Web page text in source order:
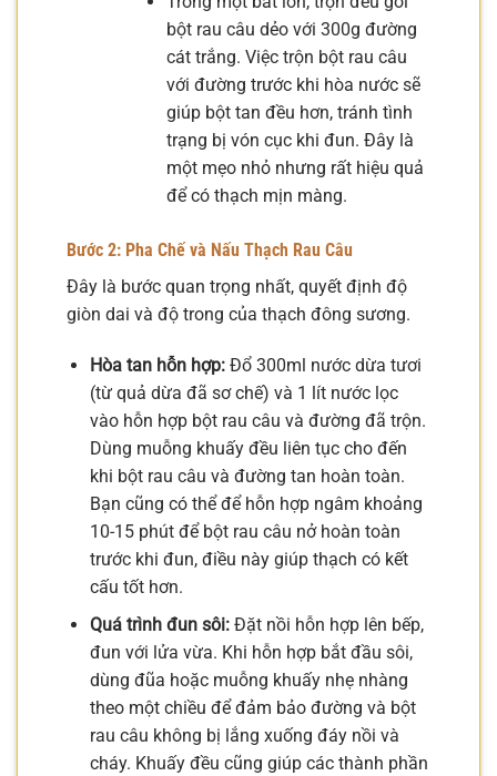
bột rau câu dẻo với 300g đường
cát trắng. Việc trộn bột rau câu
với đường trước khi hòa nước sẽ
giúp bột tan đều hơn, tránh tình
trạng bị vón cục khi đun. Đây là
một mẹo nhỏ nhưng rất hiệu quả
để có thạch mịn màng.
Bước 2: Pha Chế và Nấu Thạch Rau Câu
Đây là bước quan trọng nhất, quyết định độ
giòn dai và độ trong của thạch đông sương.
Hòa tan hỗn hợp:Đổ 300ml nước dừa tươi
(từ quả dừa đã sơ chế) và 1 lít nước lọc
vào hỗn hợp bột rau câu và đường đã trộn.
Dùng muỗng khuấy đều liên tục cho đến
khi bột rau câu và đường tan hoàn toàn.
Bạn cũng có thể để hỗn hợp ngâm khoảng
10-15 phút để bột rau câu nở hoàn toàn
trước khi đun, điều này giúp thạch có kết
cấu tốt hơn.
Quá trình đun sôi:Đặt nồi hỗn hợp lên bếp,
đun với lửa vừa. Khi hỗn hợp bắt đầu sôi,
dùng đũa hoặc muỗng khuấy nhẹ nhàng
theo một chiều để đảm bảo đường và bột
rau câu không bị lắng xuống đáy nồi và
cháy. Khuấy đều cũng giúp các thành phần